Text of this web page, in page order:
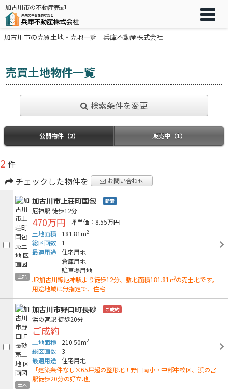
加古川市の不動産売却
加古川市の売買土地・売地一覧｜兵庫不動産株式会社
売買土地物件一覧
検索条件を変更
公開物件（2） 販売中（1）
2 件
チェックした物件を
お問い合わせ
土地
加古川市上荘町国包 新着
厄神駅 徒歩12分
470万円
坪単価：8.55万円
土地面積
181.81m2
総区画数
1
最適用途 住宅用地
倉庫用地
駐車場用地
JR加古川線厄神駅より徒歩12分、敷地面積181.81㎡の売土地です。
用途地域は無指定で、住宅…
土地
加古川市野口町長砂 ご成約
浜の宮駅 徒歩20分
ご成約
土地面積 210.50m2
総区画数 3
最適用途 住宅用地
「建築条件なし×65坪超の整形地！野口南小・中部中校区、浜の宮
駅徒歩20分の好立地」